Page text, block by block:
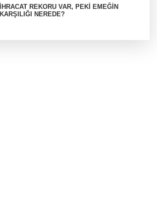
İHRACAT REKORU VAR, PEKİ EMEĞİN
KARŞILIĞI NEREDE?